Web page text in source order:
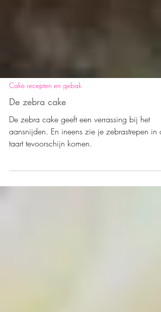
Cake recepten en gebak
De zebra cake
aansnijden. En ineens zie je zebrastrepen in
taart tevoorschijn komen.